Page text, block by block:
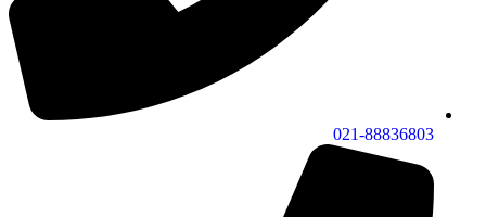
021-88836803